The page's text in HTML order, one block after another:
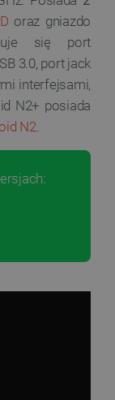
oraz gniazdo
się port
3.0, port jack
interfejsami,
N2+ posiada
N2.